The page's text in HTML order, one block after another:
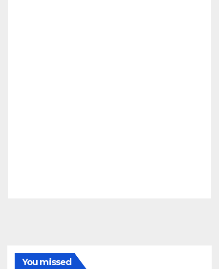
You missed